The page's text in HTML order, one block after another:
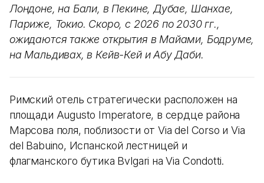
Лондоне, на Бали, в Пекине, Дубае, Шанхае,
Париже, Токио. Скоро, с 2026 по 2030 гг.,
ожидаются также открытия в Майами, Бодруме,
на Мальдивах, в Кейв-Кей и Абу Даби.
Римский отель стратегически расположен на
площади Augusto Imperatore, в сердце района
Марсова поля, поблизости от Via del Corso и Via
del Babuino, Испанской лестницей и
флагманского бутика Bvlgari на Via Condotti.